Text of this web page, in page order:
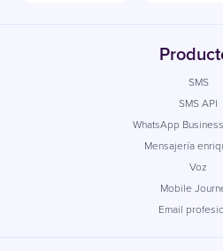
SMS
SMS API
WhatsApp
Mensajería
Voz
Mobile
Email